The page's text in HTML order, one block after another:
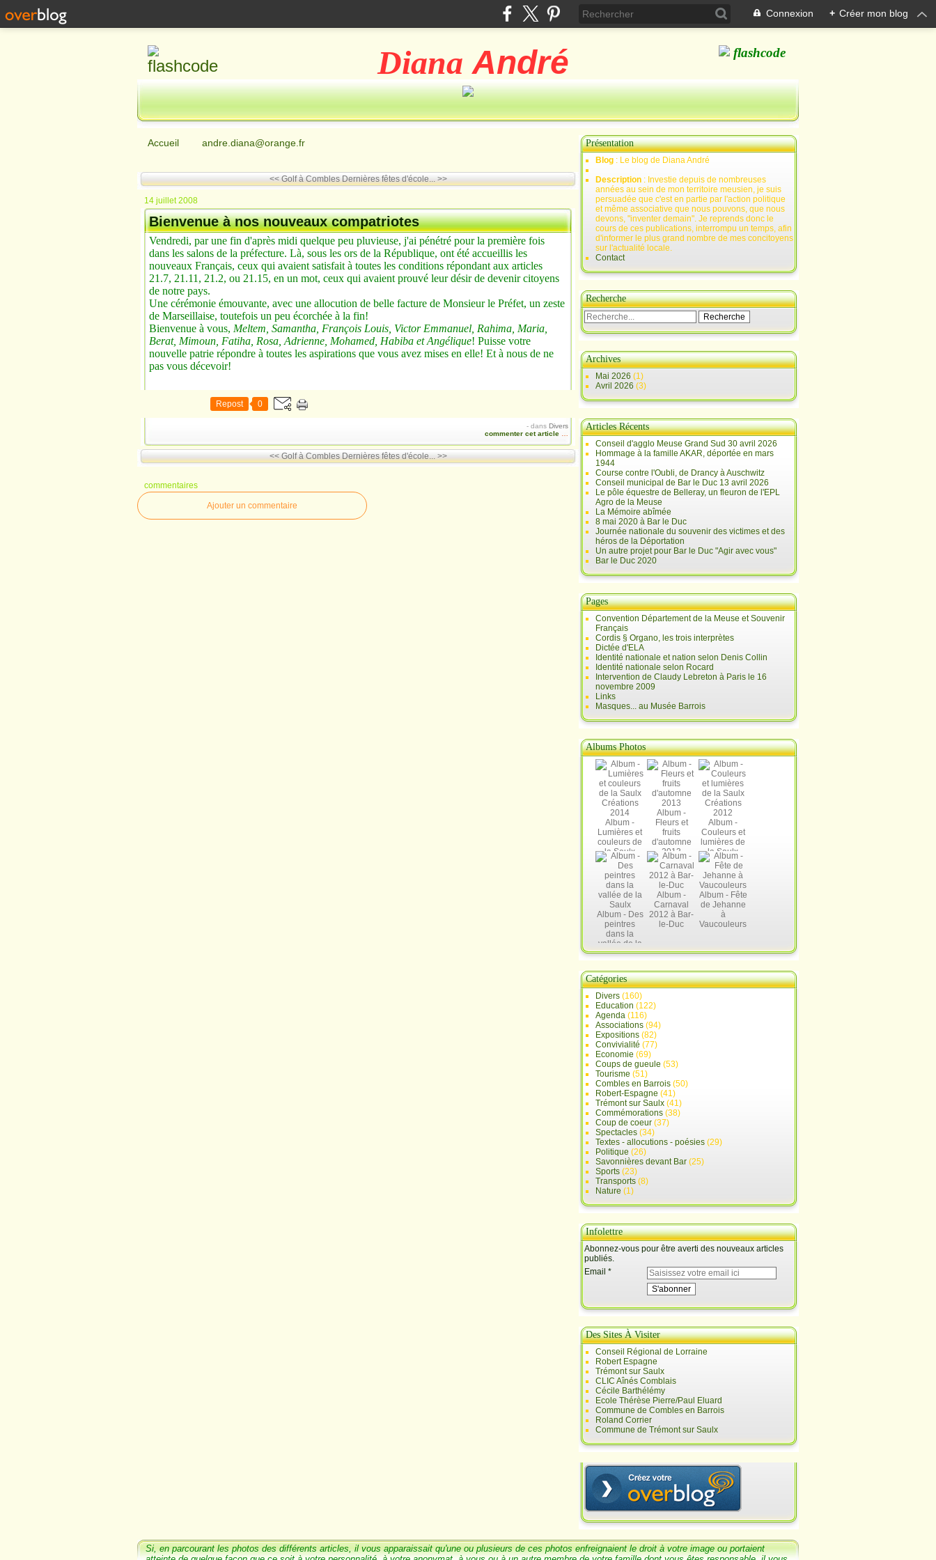
Connexion + Créer mon blog
Diana André
Accueil andre.diana@orange.fr
<< Golf à Combles Dernières fêtes d'école... >>
14 juillet 2008
Bienvenue à nos nouveaux compatriotes
Vendredi, par une fin d'après midi quelque peu pluvieuse, j'ai pénétré pour la première fois
dans les salons de la préfecture. Là, sous les ors de la République, ont été accueillis les
nouveaux Français, ceux qui avaient satisfait à toutes les conditions répondant aux articles
21.7, 21.11, 21.2, ou 21.15, en un mot, ceux qui avaient prouvé leur désir de devenir citoyens
de notre pays.
Une cérémonie émouvante, avec une allocution de belle facture de Monsieur le Préfet, un zeste
de Marseillaise, toutefois un peu écorchée à la fin!
Bienvenue à vous, Meltem, Samantha, François Louis, Victor Emmanuel, Rahima, Maria,
Berat, Mimoun, Fatiha, Rosa, Adrienne, Mohamed, Habiba et Angélique! Puisse votre
nouvelle patrie répondre à toutes les aspirations que vous avez mises en elle! Et à nous de ne
pas vous décevoir!
Repost 0
- dans Divers
commenter cet article
<< Golf à Combles Dernières fêtes d'école... >>
commentaires
Ajouter un commentaire
Présentation
Blog : Le blog de Diana André
Description : Investie depuis de nombreuses
années au sein de mon territoire meusien, je suis
persuadée que c'est en partie par l'action politique
et même associative que nous pouvons, que nous
devons, "inventer demain". Je reprends donc le
cours de ces publications, interrompu un temps, afin
d'informer le plus grand nombre de mes concitoyens
sur l'actualité locale.
Contact
Recherche
Archives
Mai 2026 (1)
Avril 2026 (3)
Articles Récents
Conseil d'agglo Meuse Grand Sud 30 avril 2026
Hommage à la famille AKAR, déportée en mars
1944
Course contre l'Oubli, de Drancy à Auschwitz
Conseil municipal de Bar le Duc 13 avril 2026
Le pôle équestre de Belleray, un fleuron de l'EPL
Agro de la Meuse
La Mémoire abîmée
8 mai 2020 à Bar le Duc
Journée nationale du souvenir des victimes et des
héros de la Déportation
Un autre projet pour Bar le Duc "Agir avec vous"
Bar le Duc 2020
Pages
Convention Département de la Meuse et Souvenir
Français
Cordis § Organo, les trois interprètes
Dictée d'ELA
Identité nationale et nation selon Denis Collin
Identité nationale selon Rocard
Intervention de Claudy Lebreton à Paris le 16
novembre 2009
Links
Masques... au Musée Barrois
Albums Photos
Album -
Lumières et
couleurs de
la Saulx
Créations
2014
Album -
Fleurs et
fruits
d'automne
2013
Album -
Couleurs et
lumières de
la Saulx
Créations
2012
Album - Des
peintres
dans la
vallée de la
Saulx
Album -
Carnaval
2012 à Bar-
le-Duc
Album - Fête
de Jehanne
à
Vaucouleurs
Catégories
Divers (160)
Education (122)
Agenda (116)
Associations (94)
Expositions (82)
Convivialité (77)
Economie (69)
Coups de gueule (53)
Tourisme (51)
Combles en Barrois (50)
Robert-Espagne (41)
Trémont sur Saulx (41)
Commémorations (38)
Coup de coeur (37)
Spectacles (34)
Textes - allocutions - poésies (29)
Politique (26)
Savonnières devant Bar (25)
Sports (23)
Transports (8)
Nature (1)
Infolettre
Abonnez-vous pour être averti des nouveaux articles
publiés.
Email
Des Sites À Visiter
Conseil Régional de Lorraine
Robert Espagne
Trémont sur Saulx
CLIC Aînés Comblais
Cécile Barthélémy
Ecole Thérèse Pierre/Paul Eluard
Commune de Combles en Barrois
Roland Corrier
Commune de Trémont sur Saulx
Si, en parcourant les photos des différents articles, il vous apparaissait qu'une ou plusieurs de ces photos enfreignaient le droit à votre image ou portaient